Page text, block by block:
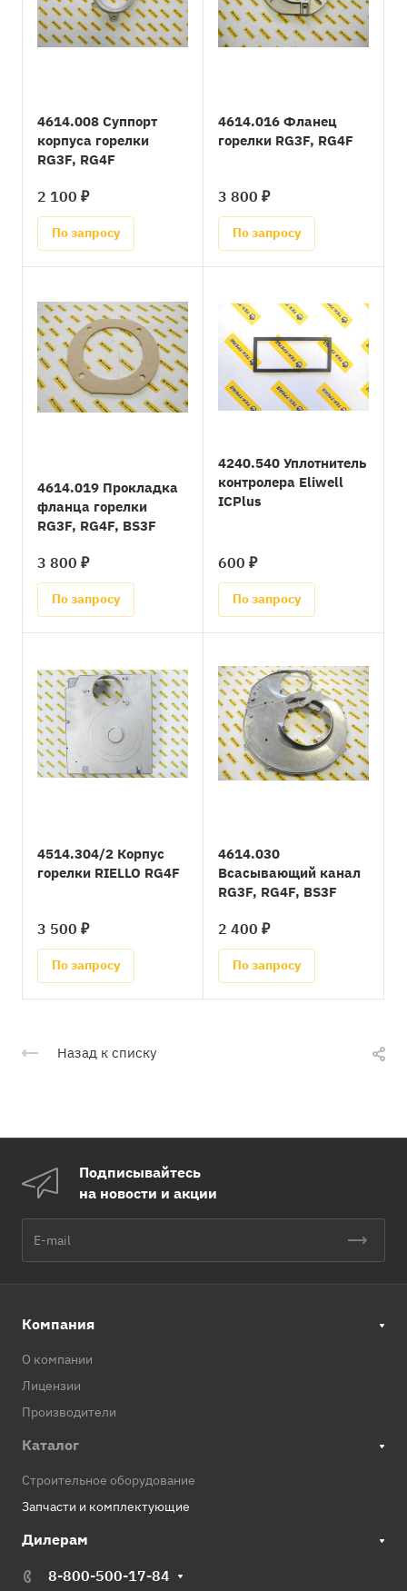
4614.008 Суппорт
корпуса горелки
RG3F, RG4F
2 100 ₽
По запросу
4614.016 Фланец
горелки RG3F, RG4F
3 800 ₽
По запросу
4614.019 Прокладка
фланца горелки
RG3F, RG4F, BS3F
3 800 ₽
По запросу
4240.540 Уплотнитель
контролера Eliwell
ICPlus
600 ₽
По запросу
4514.304/2 Корпус
горелки RIELLO RG4F
3 500 ₽
По запросу
4614.030
Всасывающий канал
RG3F, RG4F, BS3F
2 400 ₽
По запросу
Назад к списку
Подписывайтесь
на новости и акции
Компания
О компании
Лицензии
Производители
Каталог
Строительное оборудование
Запчасти и комплектующие
Дилерам
8-800-500-17-84